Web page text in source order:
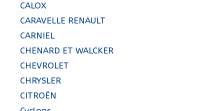
CALOX
CARAVELLE RENAULT
CARNIEL
CHENARD ET WALCKER
CHEVROLET
CHRYSLER
CITROËN